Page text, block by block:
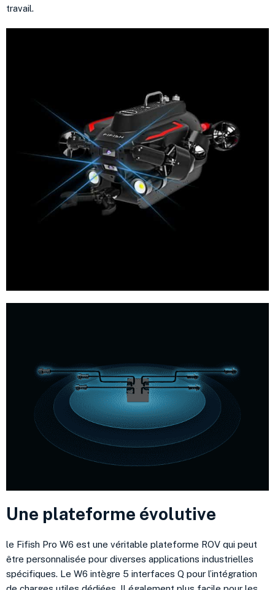
travail.
Une plateforme évolutive
le Fifish Pro W6 est une véritable plateforme ROV qui peut
être personnalisée pour diverses applications industrielles
spécifiques. Le W6 intègre 5 interfaces Q pour l’intégration